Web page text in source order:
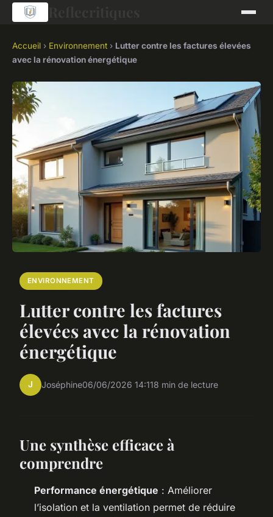
Accueil › Environnement › Lutter contre les factures élevées
avec la rénovation énergétique
ENVIRONNEMENT
Lutter contre les factures
élevées avec la rénovation
énergétique
J Joséphine06/06/2026 14:118 min de lecture
Une synthèse efficace à
comprendre
Performance énergétique : Améliorer
l’isolation et la ventilation permet de réduire